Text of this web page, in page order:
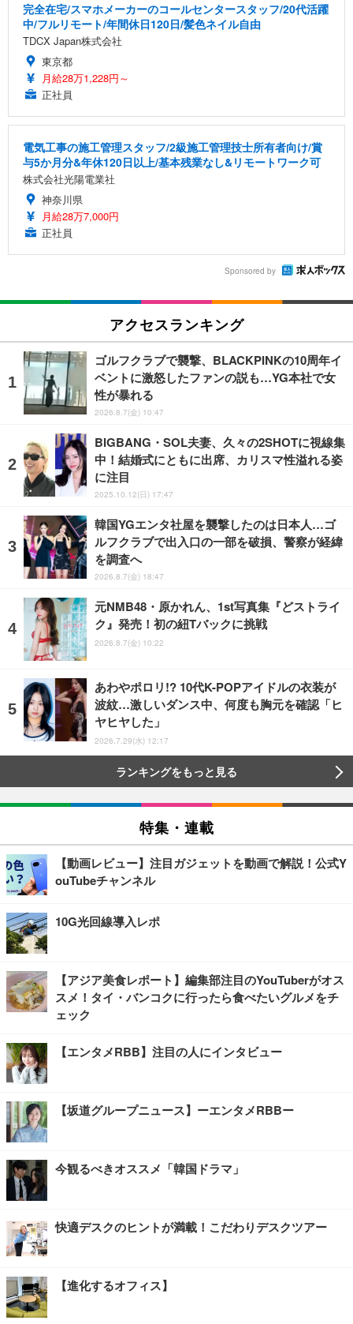
完全在宅/スマホメーカーのコールセンタースタッフ/20代活躍
中/フルリモート/年間休日120日/髪色ネイル自由
TDCX Japan株式会社
東京都
月給28万1,228円～
正社員
電気工事の施工管理スタッフ/2級施工管理技士所有者向け/賞
与5か月分&年休120日以上/基本残業なし&リモートワーク可
株式会社光陽電業社
神奈川県
月給28万7,000円
正社員
Sponsored by
アクセスランキング
ゴルフクラブで襲撃、BLACKPINKの10周年イ
ベントに激怒したファンの説も…YG本社で女
性が暴れる
2026.8.7(金) 10:47
BIGBANG・SOL夫妻、久々の2SHOTに視線集
中！結婚式にともに出席、カリスマ性溢れる姿
に注目
2025.10.12(日) 17:47
韓国YGエンタ社屋を襲撃したのは日本人…ゴ
ルフクラブで出入口の一部を破損、警察が経緯
を調査へ
2026.8.7(金) 18:47
元NMB48・原かれん、1st写真集『どストライ
ク』発売！初の紐Tバックに挑戦
2026.8.7(金) 10:22
あわやポロリ!? 10代K-POPアイドルの衣装が
波紋…激しいダンス中、何度も胸元を確認「ヒ
ヤヒヤした」
2026.7.29(水) 12:17
ランキングをもっと見る
特集・連載
【動画レビュー】注目ガジェットを動画で解説！公式Y
ouTubeチャンネル
10G光回線導入レポ
【アジア美食レポート】編集部注目のYouTuberがオス
スメ！タイ・バンコクに行ったら食べたいグルメをチ
ェック
【エンタメRBB】注目の人にインタビュー
【坂道グループニュース】ーエンタメRBBー
今観るべきオススメ「韓国ドラマ」
快適デスクのヒントが満載！こだわりデスクツアー
【進化するオフィス】